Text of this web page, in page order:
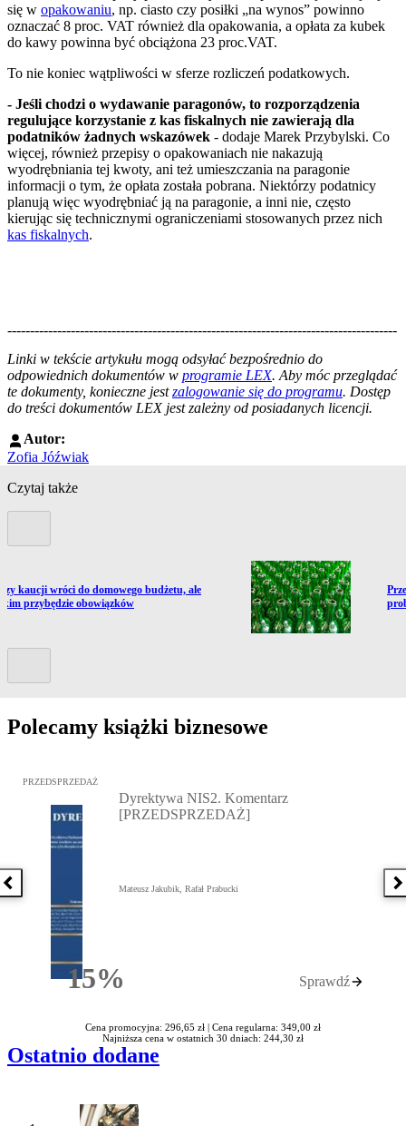
się w opakowaniu, np. ciasto czy posiłki „na wynos” powinno
oznaczać 8 proc. VAT również dla opakowania, a opłata za kubek
do kawy powinna być obciążona 23 proc.VAT.
To nie koniec wątpliwości w sferze rozliczeń podatkowych.
- Jeśli chodzi o wydawanie paragonów, to rozporządzenia
regulujące korzystanie z kas fiskalnych nie zawierają dla
podatników żadnych wskazówek - dodaje Marek Przybylski. Co
więcej, również przepisy o opakowaniach nie nakazują
wyodrębniania tej kwoty, ani też umieszczania na paragonie
informacji o tym, że opłata została pobrana. Niektórzy podatnicy
planują więc wyodrębniać ją na paragonie, a inni nie, często
kierując się technicznymi ograniczeniami stosowanych przez nich
kas fiskalnych.
--------------------------------------------------------------------------------------
Linki w tekście artykułu mogą odsyłać bezpośrednio do
odpowiednich dokumentów w programie LEX. Aby móc przeglądać
te dokumenty, konieczne jestzalogowanie się do programu. Dostęp
do treści dokumentów LEX jest zależny od posiadanych licencji.
Autor:
Zofia Jóźwiak
Czytaj także
do artykułu:
kaucji wróci do domowego budżetu, ale
przybędzie obowiązków
Polecamy książki biznesowe
Poprzednia książka
Przejdź do: Dyrektywa NIS2. Komentarz [PRZEDSPRZEDAŻ],
PRZEDSPRZEDAŻ
15%Rabatu
Dyrektywa NIS2. Komentarz
[PRZEDSPRZEDAŻ]
Mateusz Jakubik, Rafał Prabucki
Sprawdź
Cena promocyjna: 296,65 zł | Cena regularna: 349,00 zł
Najniższa cena w ostatnich 30 dniach: 244,30 zł
Ostatnio dodane